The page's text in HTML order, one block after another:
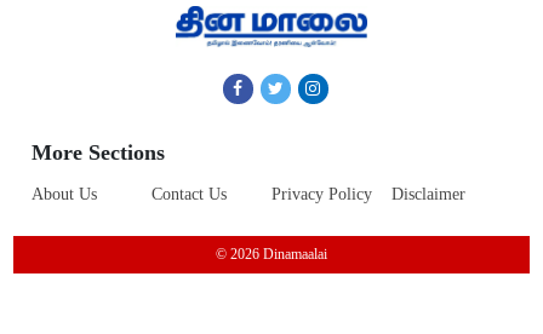
More Sections
About Us Contact Us Privacy Policy Disclaimer
© 2026 Dinamaalai